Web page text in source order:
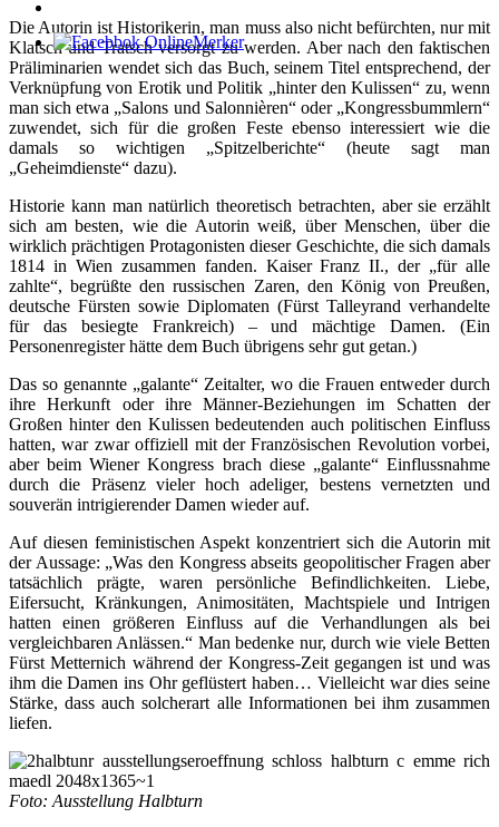
Die Autorin ist Historikerin, man muss also nicht befürchten, nur mit
Klatsch und Tratsch versorgt zu werden. Aber nach den faktischen
Präliminarien wendet sich das Buch, seinem Titel entsprechend, der
Verknüpfung von Erotik und Politik „hinter den Kulissen“ zu, wenn
man sich etwa „Salons und Salonnièren“ oder „Kongressbummlern“
zuwendet, sich für die großen Feste ebenso interessiert wie die
damals so wichtigen „Spitzelberichte“ (heute sagt man
„Geheimdienste“ dazu).
Historie kann man natürlich theoretisch betrachten, aber sie erzählt
sich am besten, wie die Autorin weiß, über Menschen, über die
wirklich prächtigen Protagonisten dieser Geschichte, die sich damals
1814 in Wien zusammen fanden. Kaiser Franz II., der „für alle
zahlte“, begrüßte den russischen Zaren, den König von Preußen,
deutsche Fürsten sowie Diplomaten (Fürst Talleyrand verhandelte
für das besiegte Frankreich) – und mächtige Damen. (Ein
Personenregister hätte dem Buch übrigens sehr gut getan.)
Das so genannte „galante“ Zeitalter, wo die Frauen entweder durch
ihre Herkunft oder ihre Männer-Beziehungen im Schatten der
Großen hinter den Kulissen bedeutenden auch politischen Einfluss
hatten, war zwar offiziell mit der Französischen Revolution vorbei,
aber beim Wiener Kongress brach diese „galante“ Einflussnahme
durch die Präsenz vieler hoch adeliger, bestens vernetzten und
souverän intrigierender Damen wieder auf.
Auf diesen feministischen Aspekt konzentriert sich die Autorin mit
der Aussage: „Was den Kongress abseits geopolitischer Fragen aber
tatsächlich prägte, waren persönliche Befindlichkeiten. Liebe,
Eifersucht, Kränkungen, Animositäten, Machtspiele und Intrigen
hatten einen größeren Einfluss auf die Verhandlungen als bei
vergleichbaren Anlässen.“ Man bedenke nur, durch wie viele Betten
Fürst Metternich während der Kongress-Zeit gegangen ist und was
ihm die Damen ins Ohr geflüstert haben… Vielleicht war dies seine
Stärke, dass auch solcherart alle Informationen bei ihm zusammen
liefen.
Foto: Ausstellung Halbturn